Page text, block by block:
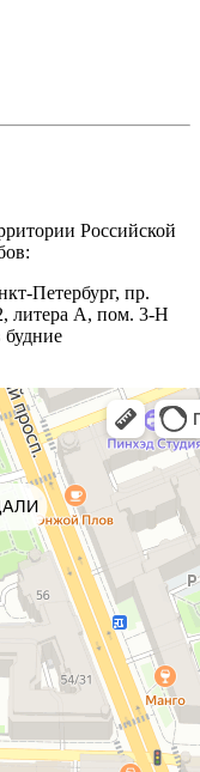
Российской
Петербург, пр.
литера А, пом. 3-Н
будние